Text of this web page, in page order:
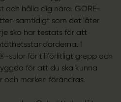
och hålla dig nära. GORE-
samtidigt som det låter
sko har testats för att
I
sulor för tillförlitligt grepp och
för att du ska kunna
och marken förändras.